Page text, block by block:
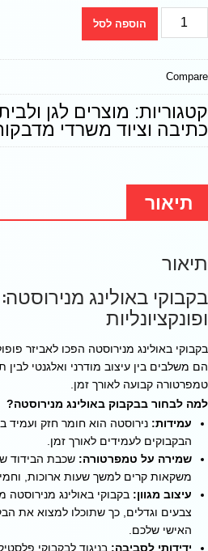
הוספה לסל
Compare
קטגוריות: מוצרים לגן
כתיבה וציוד משרדי
תיאור
תיאור
בקבוקי באולינג
ופונקציונליות
בקבוקי באולינג מנירוסטה הפכו לאביזר
הם משלבים בין עיצוב מודרני ואלגנטי
טמפרטורה קבועה לאורך זמן.
למה לבחור בבקבוק באולינג מנירוסטה?
עמידות: נירוסטה הוא חומר חזק ועמיד
הבקבוקים לעמידים לאורך זמן.
שמירה על טמפרטורה: שכבת הבידוד
משקאות קרים למשך שעות ארוכות,
עיצוב מגוון: בקבוקי באולינג מנירוסטה
צבעים וגדלים, כך שתוכלו למצוא את
האישי שלכם.
ידידותי לסביבה: בניגוד לבקבוקי